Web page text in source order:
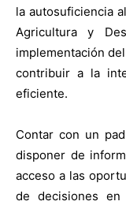
la autosuficiencia
Agricultura y
implementación
contribuir a la
eficiente.
Contar con un
disponer de
acceso a las
de decisiones en